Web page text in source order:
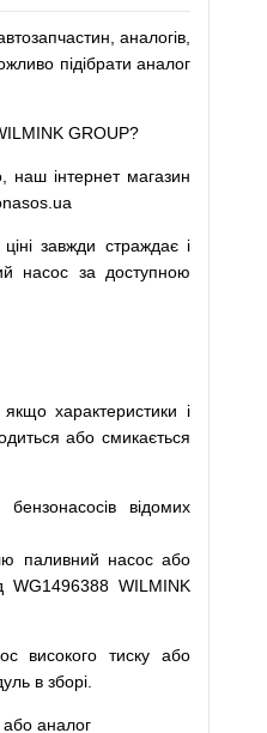
аналогів
підібрати аналог
GROUP?
, наш інтернет магазин
ціні завжди страждає і
насос за доступною
якщо характеристики
і
або смикається
бензонасосів відомих
паливний насос або
WG1496388 WILMINK
високого тиску
або
в зборі
або аналог